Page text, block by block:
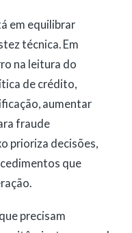
em equilibrar
técnica. Em
na leitura do
de crédito,
aumentar
fraude
prioriza decisões,
que
precisam